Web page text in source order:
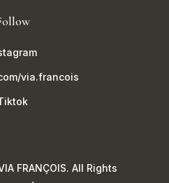
via.francois
FRANÇOIS. All Rights